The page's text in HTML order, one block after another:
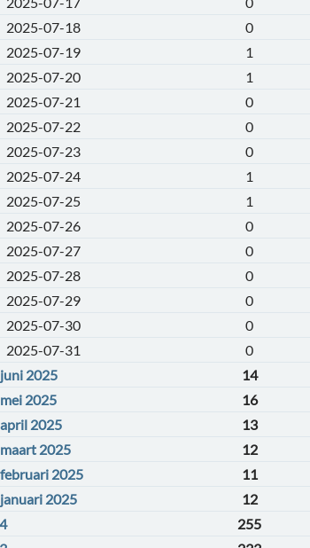
2025-07-18
0
2025-07-19
1
2025-07-20
1
2025-07-21
0
2025-07-22
0
2025-07-23
0
2025-07-24
1
2025-07-25
1
2025-07-26
0
2025-07-27
0
2025-07-28
0
2025-07-29
0
2025-07-30
0
2025-07-31
0
juni 2025
14
mei 2025
16
april 2025
13
maart 2025
12
februari 2025
11
januari 2025
12
255